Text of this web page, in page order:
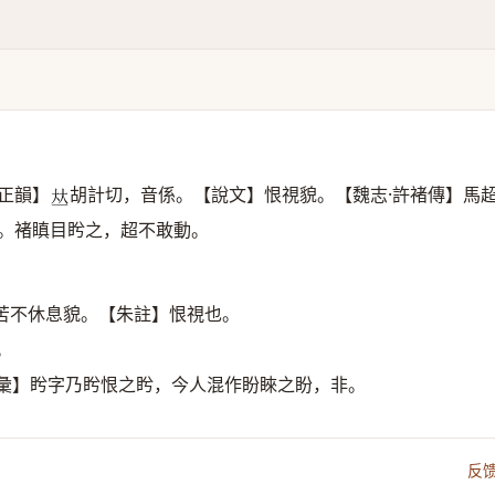
韻】 𠀤胡計切，音係。【說文】恨視貌。【魏志·許褚傳】馬
瞋目盻之，超不敢動。
休息貌。【朱註】恨視也。
盻字乃盻恨之盻，今人混作盼睞之盼，非。
反